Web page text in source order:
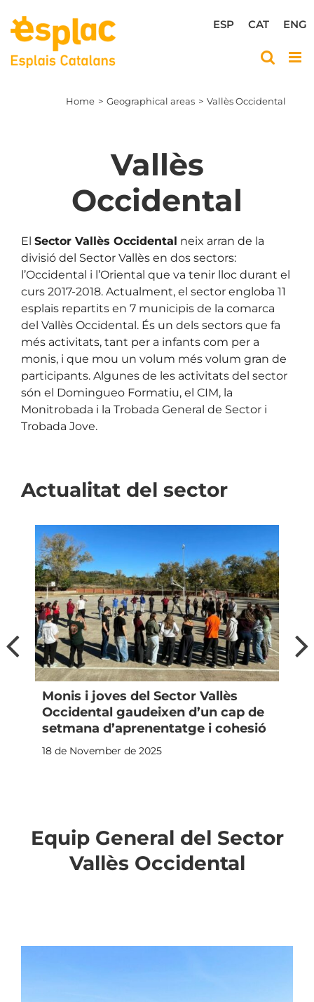
content
ENG
CAT
ESP
Home Geographical areas Vallès Occidental
Vallès
Occidental
El Sector Vallès Occidental neix arran de la
divisió del Sector Vallès en dos sectors:
l’Occidental i l’Oriental que va tenir lloc durant el
curs 2017-2018. Actualment, el sector engloba 11
esplais repartits en 7 municipis de la comarca
del Vallès Occidental. És un dels sectors que fa
més activitats, tant per a infants com per a
monis, i que mou un volum més volum gran de
participants. Algunes de les activitats del sector
són el Domingueo Formatiu, el CIM, la
Monitrobada i la Trobada General de Sector i
Trobada Jove.
Actualitat del sector
Monis i joves del Sector Vallès
Occidental gaudeixen d’un cap de
setmana d’aprenentatge i cohesió
18 de November de 2025
Equip General del Sector
Vallès Occidental